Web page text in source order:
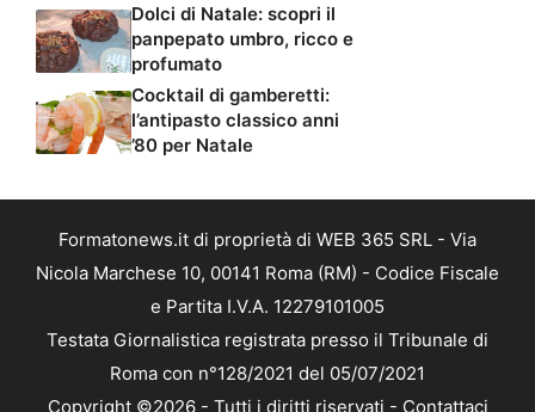
Dolci di Natale: scopri il
panpepato umbro, ricco e
profumato
Cocktail di gamberetti:
l’antipasto classico anni
’80 per Natale
Formatonews.it di proprietà di WEB 365 SRL - Via
Nicola Marchese 10, 00141 Roma (RM) - Codice Fiscale
e Partita I.V.A. 12279101005
Testata Giornalistica registrata presso il Tribunale di
Roma con n°128/2021 del 05/07/2021
Copyright ©2026 - Tutti i diritti riservati - Contattaci